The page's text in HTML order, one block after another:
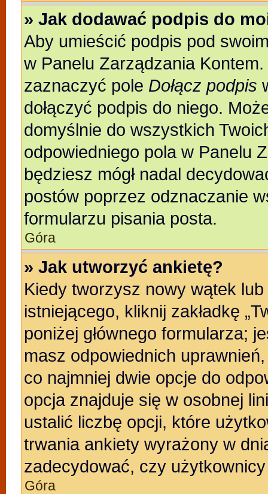
» Jak dodawać podpis do
Aby umieścić podpis pod
w Panelu Zarządzania
zaznaczyć pole Dołącz podpis
dołączyć podpis do niego.
domyślnie do wszystkich
odpowiedniego pola w Panelu
będziesz mógł nadal
postów poprzez odznaczanie
formularzu pisania posta.
Góra
» Jak utworzyć ankietę?
Kiedy tworzysz nowy wątek
istniejącego, kliknij zakładkę
poniżej głównego formularza;
masz odpowiednich
co najmniej dwie opcje do
opcja znajduje się w osobnej
ustalić liczbę opcji, które
trwania ankiety wyrażony w
zadecydować, czy
Góra